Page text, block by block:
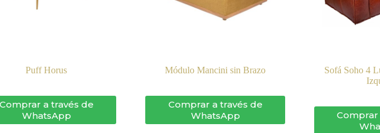
Puff Horus
Comprar a través de
WhatsApp
Módulo Mancini sin Brazo
Comprar a través de
WhatsApp
Sofá Soho 4
Comprar